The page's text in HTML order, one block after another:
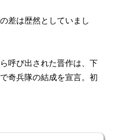
差は歴然としていまし
呼び出された晋作は、下
奇兵隊の結成を宣言。初